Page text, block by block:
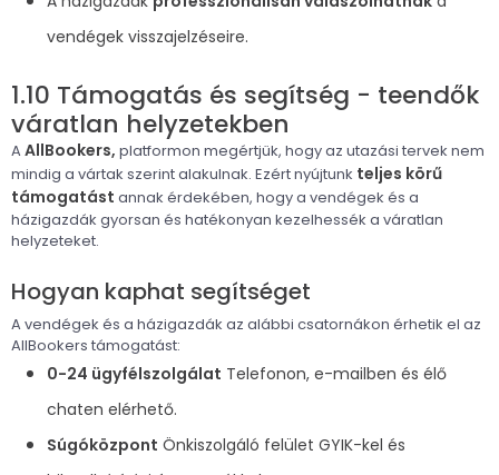
vendégek visszajelzéseire.
1.10 Támogatás és segítség - teendők
váratlan helyzetekben
AAllBookers, platformon megértjük, hogy az utazási tervek nem
mindig a vártak szerint alakulnak. Ezért nyújtunk teljes körű
támogatást annak érdekében, hogy a vendégek és a
házigazdák gyorsan és hatékonyan kezelhessék a váratlan
helyzeteket.
Hogyan kaphat segítséget
A vendégek és a házigazdák az alábbi csatornákon érhetik el az
AllBookers támogatást:
0-24 ügyfélszolgálat Telefonon, e-mailben és élő
chaten elérhető.
Súgóközpont Önkiszolgáló felület GYIK-kel és